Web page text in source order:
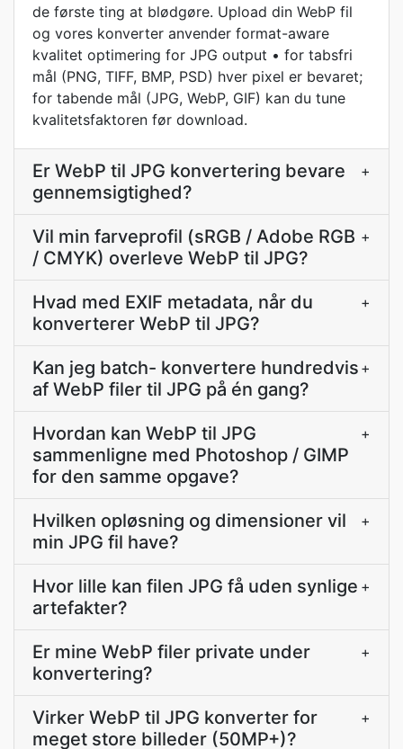
de første ting at blødgøre. Upload din WebP fil
og vores konverter anvender format-aware
kvalitet optimering for JPG output • for tabsfri
mål (PNG, TIFF, BMP, PSD) hver pixel er bevaret;
for tabende mål (JPG, WebP, GIF) kan du tune
kvalitetsfaktoren før download.
Er WebP til JPG konvertering bevare
gennemsigtighed?
+
Vil min farveprofil (sRGB / Adobe RGB
/ CMYK) overleve WebP til JPG?
+
Hvad med EXIF metadata, når du
konverterer WebP til JPG?
+
Kan jeg batch- konvertere hundredvis
af WebP filer til JPG på én gang?
+
Hvordan kan WebP til JPG
sammenligne med Photoshop / GIMP
for den samme opgave?
+
Hvilken opløsning og dimensioner vil
min JPG fil have?
+
Hvor lille kan filen JPG få uden synlige
artefakter?
+
Er mine WebP filer private under
konvertering?
+
Virker WebP til JPG konverter for
meget store billeder (50MP+)?
+